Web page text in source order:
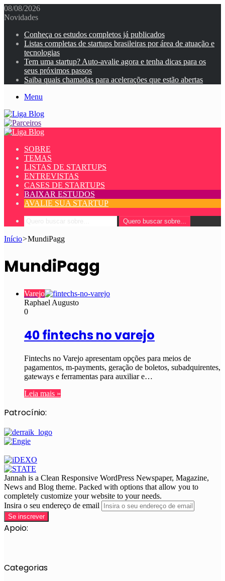
08/08/2026
Novidades
Conheça os estudos completos já publicados
Listas completas de startups brasileiras por área de atuação e
tecnologias
Tem uma startup? Auto-avalie agora e tenha dicas para os
seus próximos passos
Saiba quais chamadas para acelerações que estão abertas
Menu
SOBRE
TEMAS
LISTAS DE STARTUPS
ENTREVISTAS
CASES DE STARTUPS
BAIXAR ESTUDOS
AVALIE SUA STARTUP
Quero buscar sobre...
Início>MundiPagg
MundiPagg
Varejo
Raphael Augusto
0
40 fintechs no varejo
Fintechs no Varejo apresentam opções para meios de
pagamentos, m-payments, geração de boletos, subadquirentes,
gateways e ferramentas para auxiliar e…
Leia mais »
Patrocínio:
Jannah is a Clean Responsive WordPress Newspaper, Magazine,
News and Blog theme. Packed with options that allow you to
completely customize your website to your needs.
Insira o seu endereço de email
Apoio:
Categorias